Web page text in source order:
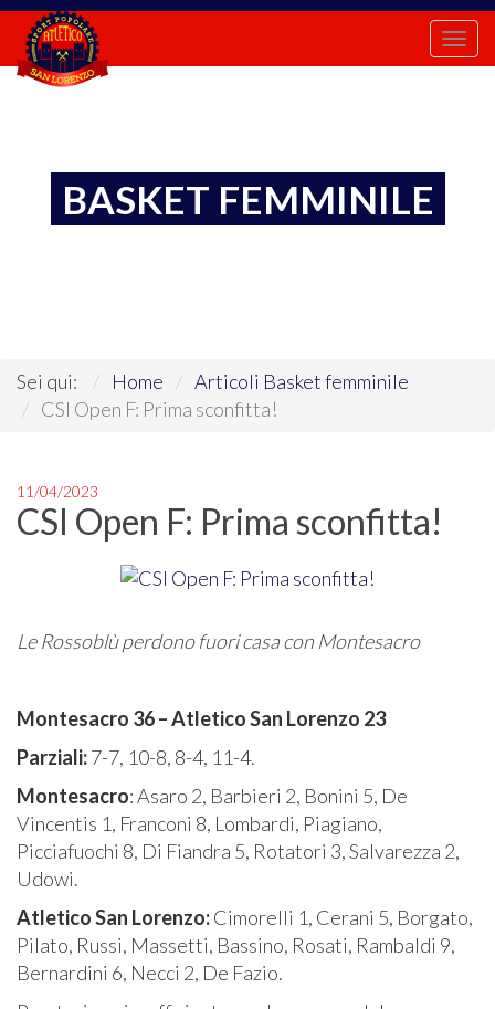
BASKET FEMMINILE
Sei qui: Home
Articoli Basket femminile
CSI Open F: Prima sconfitta!
11/04/2023
CSI Open F: Prima sconfitta!
Le Rossoblù perdono fuori casa con Montesacro
Montesacro 36 – Atletico San Lorenzo 23
Parziali:7-7, 10-8, 8-4, 11-4.
Montesacro: Asaro 2, Barbieri 2, Bonini 5, De
Vincentis 1, Franconi 8, Lombardi, Piagiano,
Picciafuochi 8, Di Fiandra 5, Rotatori 3, Salvarezza 2,
Udowi.
Atletico San Lorenzo:Cimorelli 1, Cerani 5, Borgato,
Pilato, Russi, Massetti, Bassino, Rosati, Rambaldi 9,
Bernardini 6, Necci 2, De Fazio.